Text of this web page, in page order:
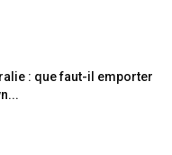
: que faut-il emporter